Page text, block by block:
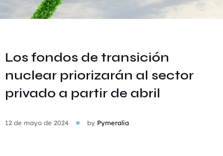
Los fondos de transición
nuclear priorizarán al sector
privado a partir de abril
12 de mayo de 2024 by Pymeralia